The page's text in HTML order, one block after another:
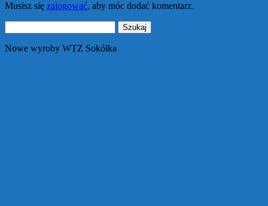
Musisz się zalogować, aby móc dodać komentarz.
Nowe wyroby WTZ Sokółka